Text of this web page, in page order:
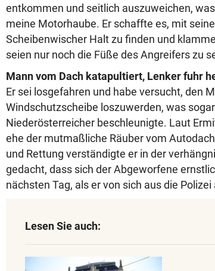
entkommen und seitlich auszuweichen,
meine Motorhaube. Er schaffte es, mit
Scheibenwischer Halt zu finden und
seien nur noch die Füße des Angreifers zu
Mann vom Dach katapultiert, Lenker fuhr
Er sei losgefahren und habe versucht, den
Windschutzscheibe loszuwerden, was
Niederösterreicher beschleunigte. Laut
ehe der mutmaßliche Räuber vom
und Rettung verständigte er in der
gedacht, dass sich der Abgeworfene
nächsten Tag, als er von sich aus die
Lesen Sie auch: